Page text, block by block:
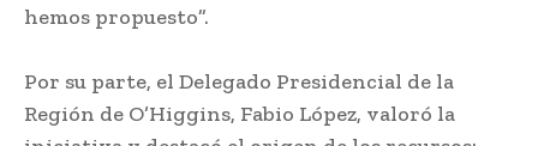
hemos propuesto”.
Por su parte, el Delegado Presidencial de la
Región de O’Higgins, Fabio López, valoró la